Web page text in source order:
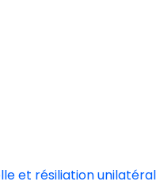
et résiliation